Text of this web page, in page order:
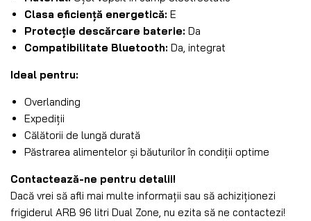
Clasa eficiență energetică: E
Protecție descărcare baterie: Da
Compatibilitate Bluetooth: Da, integrat
Ideal pentru:
Overlanding
Expediții
Călătorii de lungă durată
Păstrarea alimentelor și băuturilor în condiții optime
Contactează-ne pentru detalii!
Dacă vrei să afli mai multe informații sau să achiziționezi
frigiderul ARB 96 litri Dual Zone, nu ezita să ne contactezi!